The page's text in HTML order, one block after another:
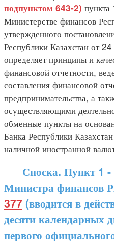
подпунктом 643-2)
Министерстве финансов
утвержденного
Республики Казахстан от
определяет принципы и
финансовой отчетности,
составления финансовой
предпринимательства, а
осуществляющими
обменные пункты на
Банка Республики
наличной иностранной
Сноска. Пункт 1 -
Министра финансов
377 (вводится в
десяти календарных
первого